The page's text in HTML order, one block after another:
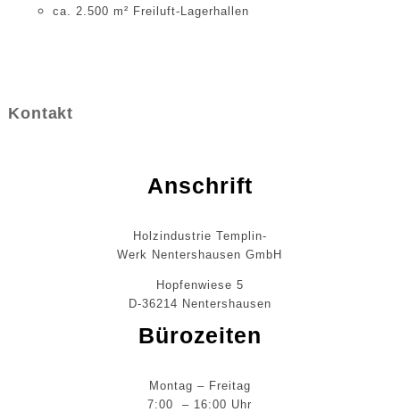
ca. 2.500 m² Freiluft-Lagerhallen
Kontakt
Anschrift
Holzindustrie Templin-
Werk Nentershausen GmbH
Hopfenwiese 5
D-36214 Nentershausen
Bürozeiten
Montag – Freitag
7:00 – 16:00 Uhr